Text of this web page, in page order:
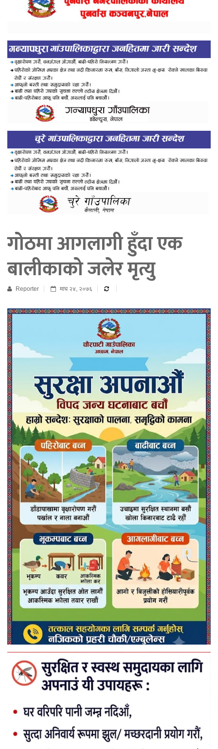
गोठमा आगलागी हुँदा एक
बालीकाको जलेर मृत्यु
Reporter माघ २४, २०७६